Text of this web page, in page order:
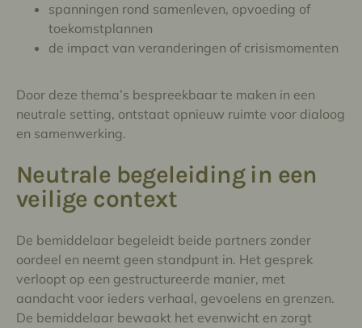
spanningen rond samenleven, opvoeding of
toekomstplannen
de impact van veranderingen of crisismomenten
Door deze thema’s bespreekbaar te maken in een
neutrale setting, ontstaat opnieuw ruimte voor dialoog
en samenwerking.
Neutrale begeleiding in een
veilige context
De bemiddelaar begeleidt beide partners zonder
oordeel en neemt geen standpunt in. Het gesprek
verloopt op een gestructureerde manier, met
aandacht voor ieders verhaal, gevoelens en grenzen.
De bemiddelaar bewaakt het evenwicht en zorgt